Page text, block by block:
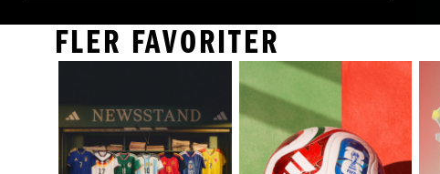
FLER FAVORITER